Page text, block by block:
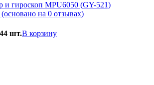
и гироскоп MPU6050 (GY-521)
(основано на 0 отзывах)
шт.В корзину